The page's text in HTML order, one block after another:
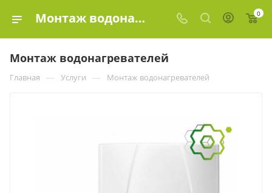
Монтаж водонагревателей 0
Монтаж водонагревателей
Главная — Услуги — Монтаж водонагревателей